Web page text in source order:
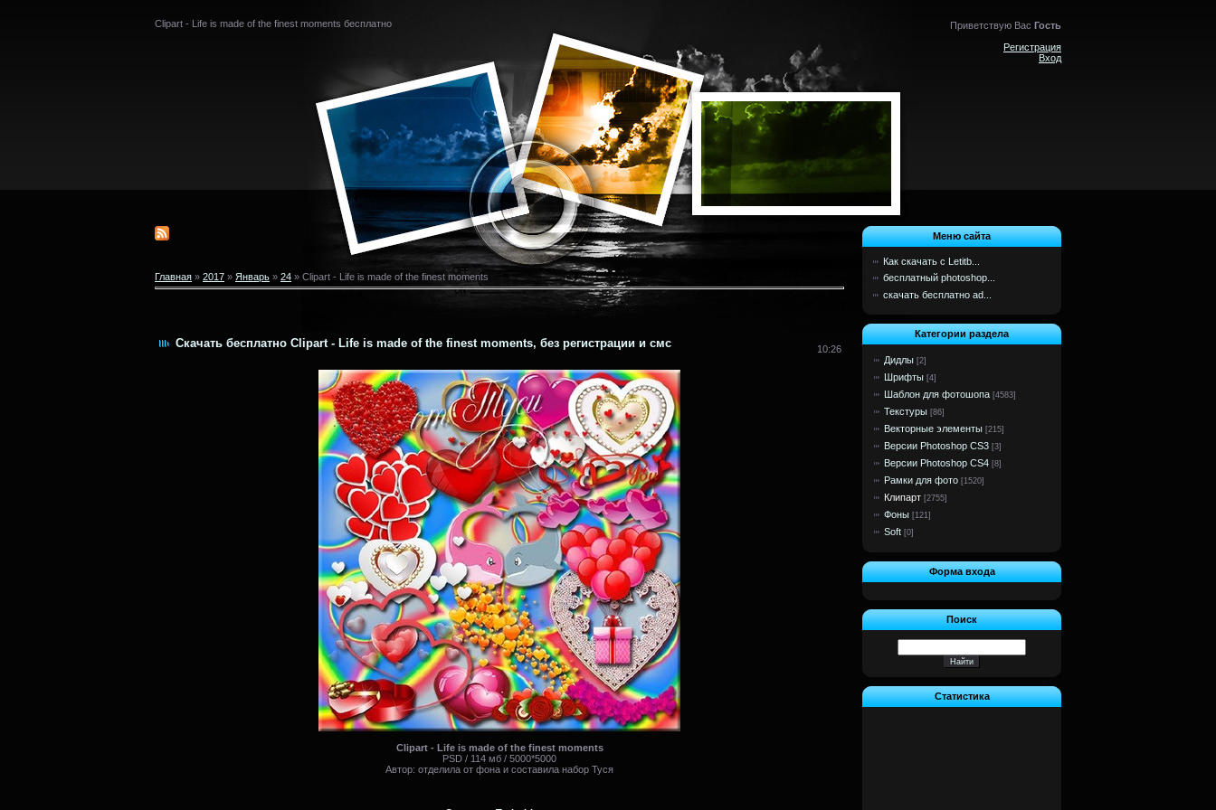
Clipart - Life is made of the finest moments бесплатно Приветствую Вас Гость
Регистрация
Вход
Главная » 2017 » Январь » 24 » Clipart - Life is made of the finest moments
Скачать бесплатно Clipart - Life is made of the finest moments, без регистрации и смс 10:26
Clipart - Life is made of the finest moments
PSD / 114 мб / 5000*5000
Автор: отделила от фона и составила набор Туся
Меню сайта
Как скачать с Letitb...
бесплатный photoshop...
скачать бесплатно ad...
Категории раздела
Дидлы [2]
Шрифты [4]
Шаблон для фотошопа [4583]
Текстуры [86]
Векторные элементы [215]
Версии Photoshop CS3 [3]
Версии Photoshop CS4 [8]
Рамки для фото [1520]
Клипарт [2755]
Фоны [121]
Soft [0]
Форма входа
Поиск
Статистика